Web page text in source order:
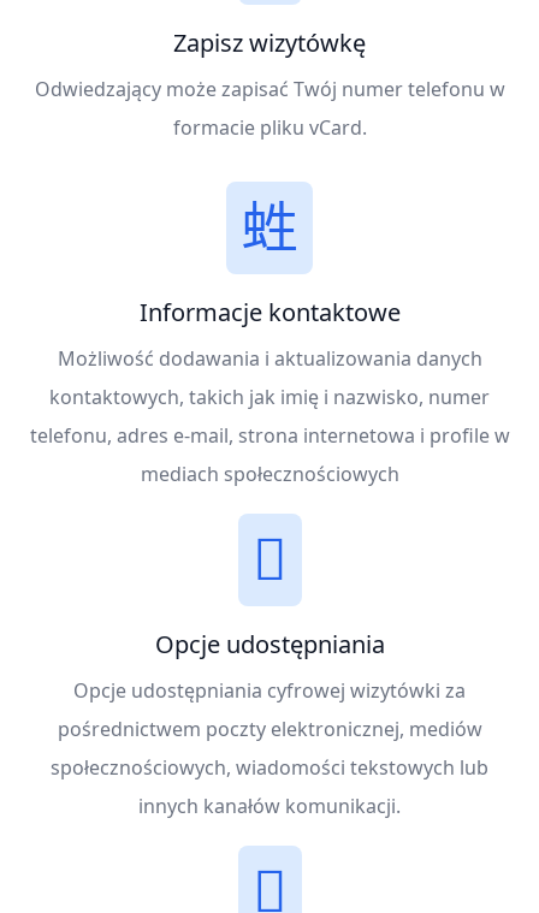
Zapisz wizytówkę
Odwiedzający może zapisać Twój numer telefonu w
formacie pliku vCard.
Informacje kontaktowe
Możliwość dodawania i aktualizowania danych
kontaktowych, takich jak imię i nazwisko, numer
telefonu, adres e-mail, strona internetowa i profile w
mediach społecznościowych
Opcje udostępniania
Opcje udostępniania cyfrowej wizytówki za
pośrednictwem poczty elektronicznej, mediów
społecznościowych, wiadomości tekstowych lub
innych kanałów komunikacji.